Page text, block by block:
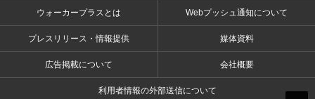
ウォーカープラスとは Webプッシュ通知について
プレスリリース・情報提供 媒体資料
広告掲載について 会社概要
利用者情報の外部送信について